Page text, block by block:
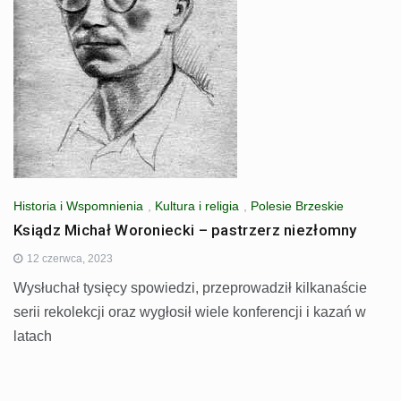
Historia i Wspomnienia , Kultura i religia , Polesie Brzeskie
Ksiądz Michał Woroniecki – pastrzerz niezłomny
12 czerwca, 2023
Wysłuchał tysięcy spowiedzi, przeprowadził kilkanaście
serii rekolekcji oraz wygłosił wiele konferencji i kazań w
latach